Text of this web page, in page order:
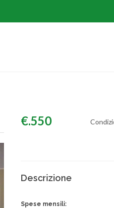
€.550
Descrizione
Spese mensili: